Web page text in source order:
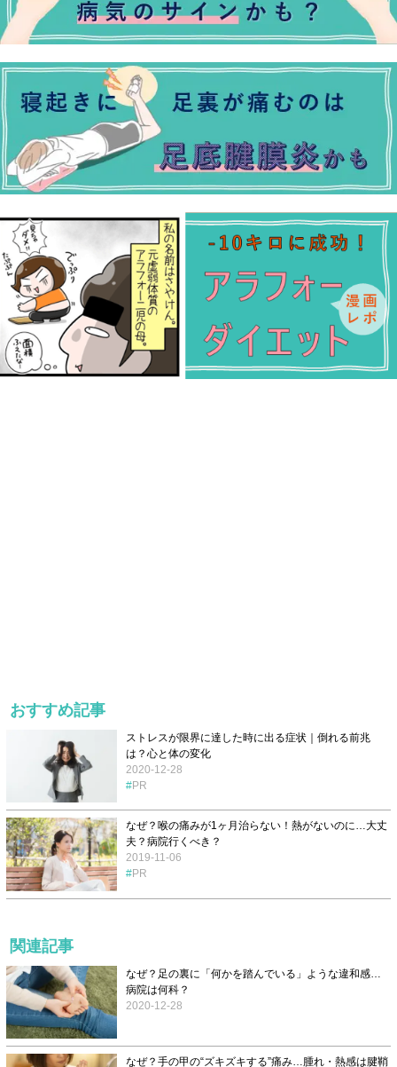
おすすめ記事
ストレスが限界に達した時に出る症状｜倒れる前兆
は？心と体の変化
2020-12-28
PR
なぜ？喉の痛みが1ヶ月治らない！熱がないのに…大丈
夫？病院行くべき？
2019-11-06
PR
関連記事
なぜ？足の裏に「何かを踏んでいる」ような違和感…
病院は何科？
2020-12-28
なぜ？手の甲の“ズキズキする”痛み…腫れ・熱感は腱鞘